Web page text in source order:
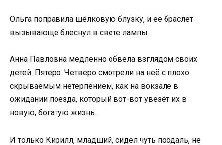
Ольга поправила шёлковую блузку, и её браслет
вызывающе блеснул в свете лампы.
Анна Павловна медленно обвела взглядом своих
детей. Пятеро. Четверо смотрели на неё с плохо
скрываемым нетерпением, как на вокзале в
ожидании поезда, который вот-вот увезёт их в
новую, богатую жизнь.
И только Кирилл, младший, сидел чуть поодаль, не